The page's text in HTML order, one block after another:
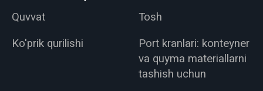
Quvvat
Tosh
Ko'prik qurilishi
Port kranlari: konteyner
va quyma materiallarni
tashish uchun